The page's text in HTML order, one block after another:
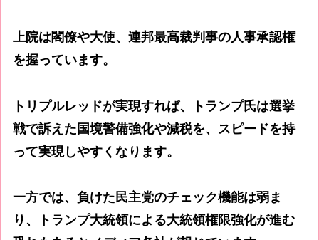
上院は閣僚や大使、連邦最高裁判事の人事承認権
を握っています。
トリプルレッドが実現すれば、トランプ氏は選挙
戦で訴えた国境警備強化や減税を、スピードを持
って実現しやすくなります。
一方では、負けた民主党のチェック機能は弱ま
り、トランプ大統領による大統領権限強化が進む